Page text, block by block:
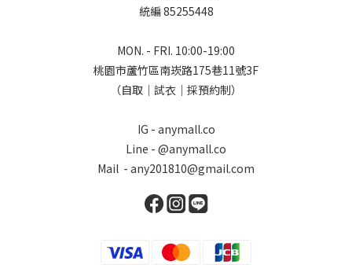
統編 85255448
MON. - FRI. 10:00-19:00
桃園市蘆竹區南崁路175巷11號3F
（自取｜試衣｜採預約制）
IG - anymall.co
Line - @anymall.co
Mail - any201810@gmail.com